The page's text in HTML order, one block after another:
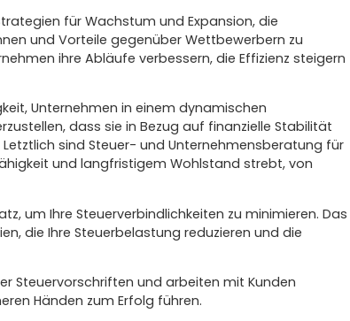
für Wachstum und Expansion, die
und Vorteile gegenüber Wettbewerbern zu
ihre Abläufe verbessern, die Effizienz steigern
Unternehmen in einem dynamischen
dass sie in Bezug auf finanzielle Stabilität
sind Steuer- und Unternehmensberatung für
und langfristigem Wohlstand strebt, von
um Ihre Steuerverbindlichkeiten zu minimieren. Das
die Ihre Steuerbelastung reduzieren und die
Steuervorschriften und arbeiten mit Kunden
Händen zum Erfolg führen.